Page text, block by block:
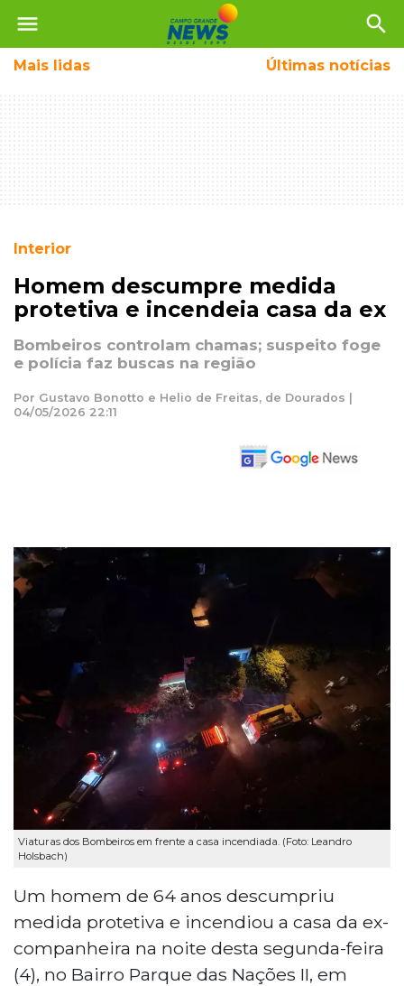
menu search
Mais lidas Últimas notícias
Interior
Homem descumpre medida
protetiva e incendeia casa da ex
Bombeiros controlam chamas; suspeito foge
e polícia faz buscas na região
Por Gustavo Bonotto e Helio de Freitas, de Dourados |
04/05/2026 22:11
Viaturas dos Bombeiros em frente a casa incendiada. (Foto: Leandro
Holsbach)
Um homem de 64 anos descumpriu
medida protetiva e incendiou a casa da ex-
companheira na noite desta segunda-feira
(4), no Bairro Parque das Nações II, em